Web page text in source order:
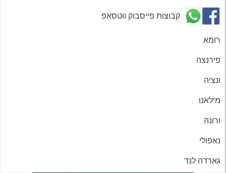
קבוצות פייסבוק ווטסאפ
רומא
פירנצה
ונציה
מילאנו
ורונה
נאפולי
גארדה לנד